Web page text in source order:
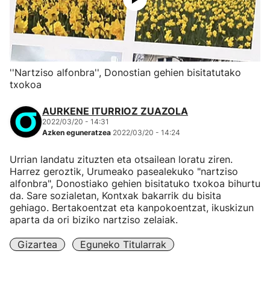
''Nartziso alfonbra'', Donostian gehien bisitatutako
txokoa
AURKENE ITURRIOZ ZUAZOLA
2022/03/20 - 14:31
Azken eguneratzea 2022/03/20 - 14:24
Urrian landatu zituzten eta otsailean loratu ziren.
Harrez geroztik, Urumeako pasealekuko "nartziso
alfonbra", Donostiako gehien bisitatuko txokoa bihurtu
da. Sare sozialetan, Kontxak bakarrik du bisita
gehiago. Bertakoentzat eta kanpokoentzat, ikuskizun
aparta da ori biziko nartziso zelaiak.
Gizartea Eguneko Titularrak